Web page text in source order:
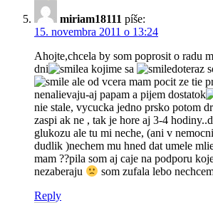
miriam18111 píše:
15. novembra 2011 o 13:24
Ahojte,chcela by som poprosit o radu
dni
a kojime sa
doteraz
ale od vcera mam pocit ze tie
nenalievaju-aj papam a pijem dostatok
nie stale, vycucka jedno prsko potom
zaspi ak ne , tak je hore aj 3-4
glukozu ale tu mi neche, (ani v
dudlik )nechem mu hned dat umele
mam ??pila som aj caje na podporu
nezaberaju
som zufala lebo
Reply